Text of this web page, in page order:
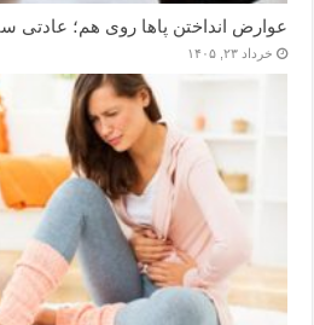
عوارض انداختن پاها روی هم؛ عادتی
خرداد ۲۳, ۱۴۰۵